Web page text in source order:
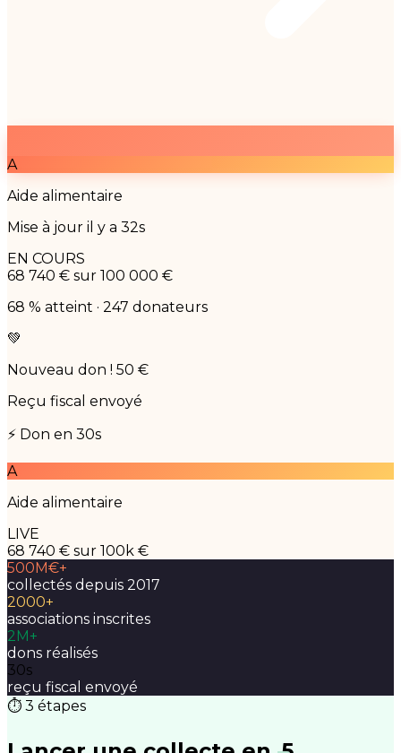
A
Aide alimentaire
Mise à jour il y a 32s
EN COURS
68 740 € sur 100 000 €
68 % atteint · 247 donateurs
💚
Nouveau don ! 50 €
Reçu fiscal envoyé
⚡ Don en 30s
A
Aide alimentaire
LIVE
68 740 € sur 100k €
500M€+
collectés depuis 2017
2000+
associations inscrites
2M+
dons réalisés
30s
reçu fiscal envoyé
⏱ 3 étapes